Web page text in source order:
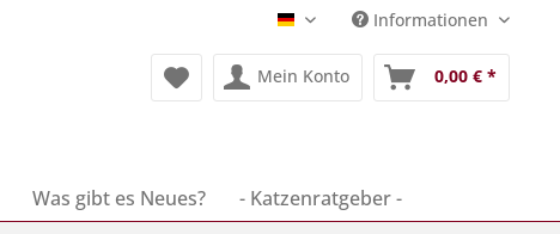
Deutsch Informationen
Mein Konto 0,00 € *
Was gibt es Neues? - Katzenratgeber -